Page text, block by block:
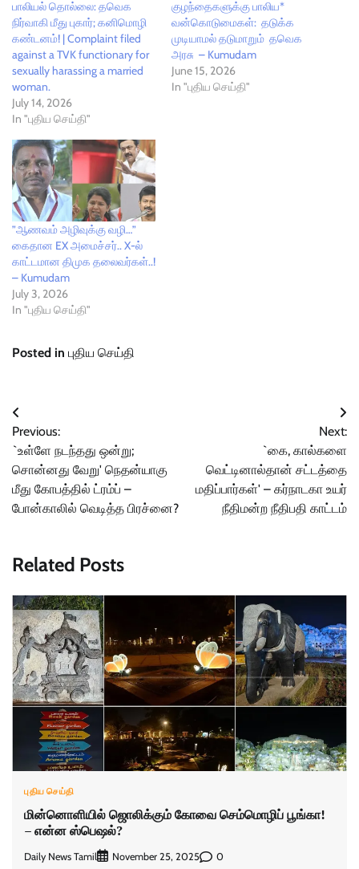
பாலியல் தொல்லை: தவெக
நிர்வாகி மீது புகார்; கனிமொழி
கண்டனம்! | Complaint filed
against a TVK functionary for
sexually harassing a married
woman.
July 14, 2026
In "புதிய செய்தி"
குழந்தைகளுக்கு பாலிய*
வன்கொடுமைகள்: தடுக்க
முடியாமல் தடுமாறும் தவெக
அரசு – Kumudam
June 15, 2026
In "புதிய செய்தி"
”ஆணவம் அழிவுக்கு வழி…”
கைதான EX அமைச்சர்.. X-ல்
காட்டமான திமுக தலைவர்கள்..!
– Kumudam
July 3, 2026
In "புதிய செய்தி"
Posted in புதிய செய்தி
Post
navigation
Previous:
`உள்ளே நடந்தது ஒன்று;
சொன்னது வேறு' நெதன்யாகு
மீது கோபத்தில் ட்ரம்ப் –
போன்காலில் வெடித்த பிரச்னை?
Next:
`கை, கால்களை
வெட்டினால்தான் சட்டத்தை
மதிப்பார்கள்' – கர்நாடகா உயர்
நீதிமன்ற நீதிபதி காட்டம்
Related Posts
புதிய செய்தி
மின்னொளியில் ஜொலிக்கும் கோவை செம்மொழிப் பூங்கா!
– என்ன ஸ்பெஷல்?
Daily News Tamil November 25, 2025 0